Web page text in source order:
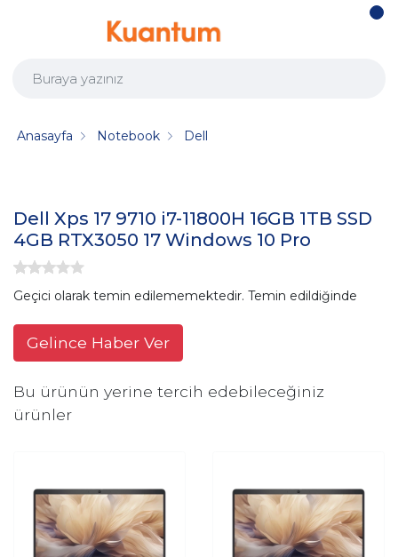
Anasayfa Notebook Dell
Dell Xps 17 9710 i7-11800H 16GB 1TB SSD
4GB RTX3050 17 Windows 10 Pro
Geçici olarak temin edilememektedir. Temin edildiğinde
Gelince Haber Ver
Bu ürünün yerine tercih edebileceğiniz
ürünler